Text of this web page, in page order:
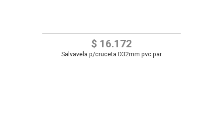
$ 16.172
Salvavela p/cruceta D32mm pvc par